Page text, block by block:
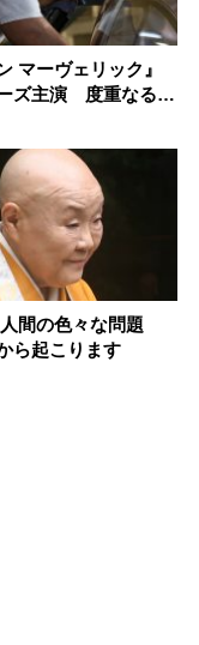
マーヴェリック』
ズ主演 度重なる公
間の色々な問題
ら起こります